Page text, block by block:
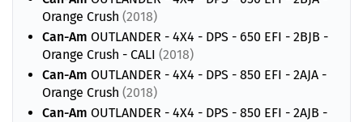
Orange Crush (2018)
Can-Am OUTLANDER - 4X4 - DPS - 650 EFI - 2BJB -
Orange Crush - CALI (2018)
Can-Am OUTLANDER - 4X4 - DPS - 850 EFI - 2AJA -
Orange Crush (2018)
Can-Am OUTLANDER - 4X4 - DPS - 850 EFI - 2AJB -